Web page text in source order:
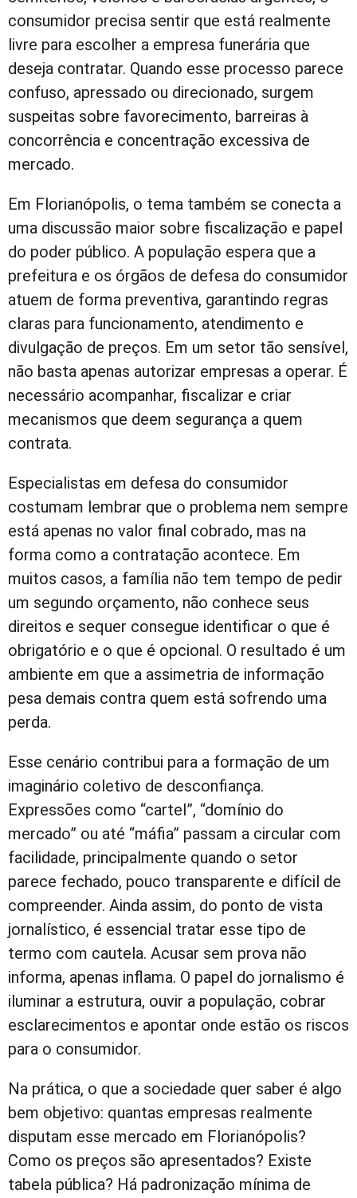
consumidor precisa sentir que está realmente
livre para escolher a empresa funerária que
deseja contratar. Quando esse processo parece
confuso, apressado ou direcionado, surgem
suspeitas sobre favorecimento, barreiras à
concorrência e concentração excessiva de
mercado.
Em Florianópolis, o tema também se conecta a
uma discussão maior sobre fiscalização e papel
do poder público. A população espera que a
prefeitura e os órgãos de defesa do consumidor
atuem de forma preventiva, garantindo regras
claras para funcionamento, atendimento e
divulgação de preços. Em um setor tão sensível,
não basta apenas autorizar empresas a operar. É
necessário acompanhar, fiscalizar e criar
mecanismos que deem segurança a quem
contrata.
Especialistas em defesa do consumidor
costumam lembrar que o problema nem sempre
está apenas no valor final cobrado, mas na
forma como a contratação acontece. Em
muitos casos, a família não tem tempo de pedir
um segundo orçamento, não conhece seus
direitos e sequer consegue identificar o que é
obrigatório e o que é opcional. O resultado é um
ambiente em que a assimetria de informação
pesa demais contra quem está sofrendo uma
perda.
Esse cenário contribui para a formação de um
imaginário coletivo de desconfiança.
Expressões como “cartel”, “domínio do
mercado” ou até “máfia” passam a circular com
facilidade, principalmente quando o setor
parece fechado, pouco transparente e difícil de
compreender. Ainda assim, do ponto de vista
jornalístico, é essencial tratar esse tipo de
termo com cautela. Acusar sem prova não
informa, apenas inflama. O papel do jornalismo é
iluminar a estrutura, ouvir a população, cobrar
esclarecimentos e apontar onde estão os riscos
para o consumidor.
Na prática, o que a sociedade quer saber é algo
bem objetivo: quantas empresas realmente
disputam esse mercado em Florianópolis?
Como os preços são apresentados? Existe
tabela pública? Há padronização mínima de